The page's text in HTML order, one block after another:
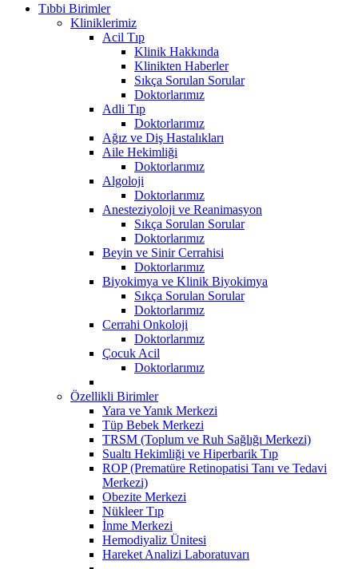
Tıbbi Birimler
Kliniklerimiz
Acil Tıp
Klinik Hakkında
Klinikten Haberler
Sıkça Sorulan Sorular
Doktorlarımız
Adli Tıp
Doktorlarımız
Ağız ve Diş Hastalıkları
Aile Hekimliği
Doktorlarımız
Algoloji
Doktorlarımız
Anesteziyoloji ve Reanimasyon
Sıkça Sorulan Sorular
Doktorlarımız
Beyin ve Sinir Cerrahisi
Doktorlarımız
Biyokimya ve Klinik Biyokimya
Sıkça Sorulan Sorular
Doktorlarımız
Cerrahi Onkoloji
Doktorlarımız
Çocuk Acil
Doktorlarımız
Özellikli Birimler
Yara ve Yanık Merkezi
Tüp Bebek Merkezi
TRSM (Toplum ve Ruh Sağlığı Merkezi)
Sualtı Hekimliği ve Hiperbarik Tıp
ROP (Prematüre Retinopatisi Tanı ve Tedavi
Merkezi)
Obezite Merkezi
Nükleer Tıp
İnme Merkezi
Hemodiyaliz Ünitesi
Hareket Analizi Laboratuvarı